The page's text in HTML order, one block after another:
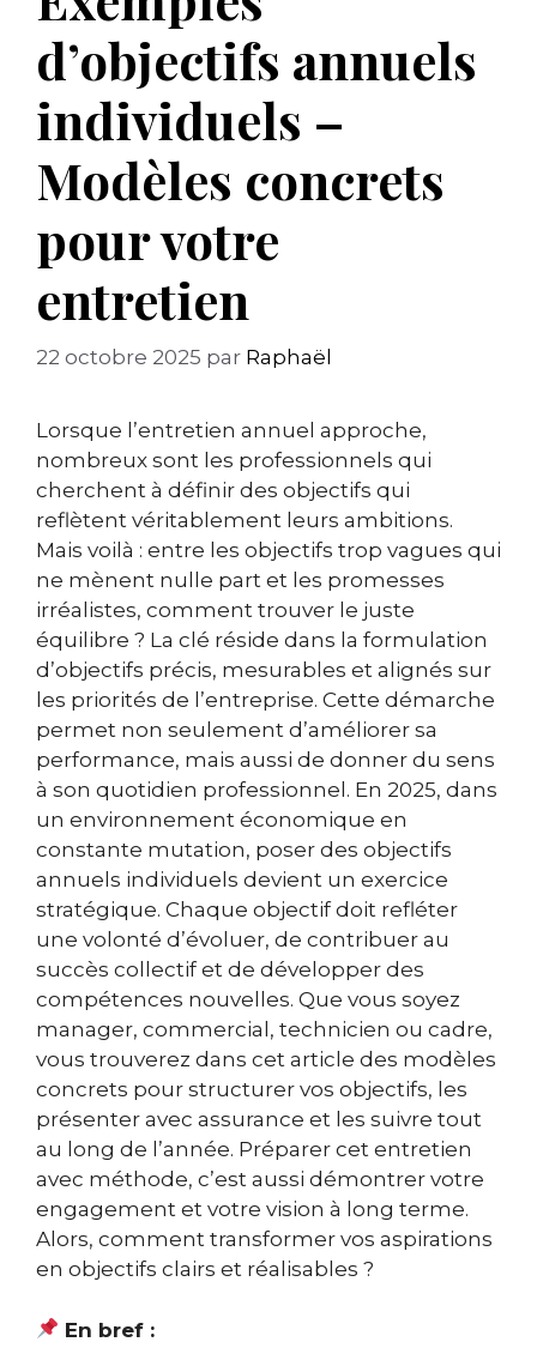
d’objectifs annuels
individuels –
Modèles concrets
pour votre
entretien
22 octobre 2025 par Raphaël
Lorsque l’entretien annuel approche,
nombreux sont les professionnels qui
cherchent à définir des objectifs qui
reflètent véritablement leurs ambitions.
Mais voilà : entre les objectifs trop vagues qui
ne mènent nulle part et les promesses
irréalistes, comment trouver le juste
équilibre ? La clé réside dans la formulation
d’objectifs précis, mesurables et alignés sur
les priorités de l’entreprise. Cette démarche
permet non seulement d’améliorer sa
performance, mais aussi de donner du sens
à son quotidien professionnel. En 2025, dans
un environnement économique en
constante mutation, poser des objectifs
annuels individuels devient un exercice
stratégique. Chaque objectif doit refléter
une volonté d’évoluer, de contribuer au
succès collectif et de développer des
compétences nouvelles. Que vous soyez
manager, commercial, technicien ou cadre,
vous trouverez dans cet article des modèles
concrets pour structurer vos objectifs, les
présenter avec assurance et les suivre tout
au long de l’année. Préparer cet entretien
avec méthode, c’est aussi démontrer votre
engagement et votre vision à long terme.
Alors, comment transformer vos aspirations
en objectifs clairs et réalisables ?
En bref :